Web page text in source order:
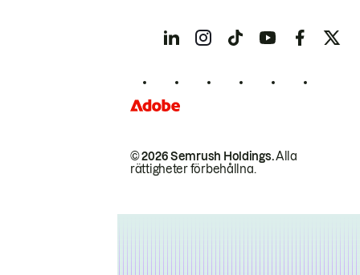
© 2026 Semrush Holdings.Alla
rättigheter förbehållna.